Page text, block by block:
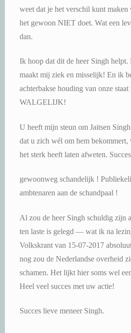
weet dat je het verschil kunt maken
het gewoon NIET doet. Wat een
dan.
Ik hoop dat dit de heer Singh helpt.
maakt mij ziek en misselijk! En ik
achterbakse houding van onze
WALGELIJK!
U heeft mijn steun om Jaitsen
dat u zich wél om hem
het sterk heeft laten afweten.
gewoonweg schandelijk !
ambtenaren aan de schandpaal !
Al zou de heer Singh schuldig zijn
ten laste is gelegd — wat ik na
Volkskrant van 15-07-2017
nog zou de Nederlandse overheid
schamen. Het lijkt hier soms wel
Heel veel succes met uw actie!
Succes lieve meneer Singh.